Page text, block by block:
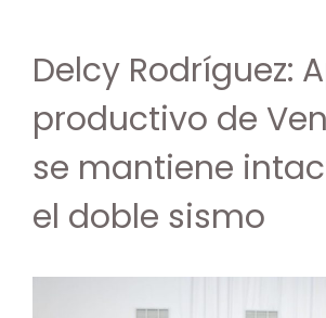
Delcy Rodríguez:
productivo de
se mantiene
el doble sismo